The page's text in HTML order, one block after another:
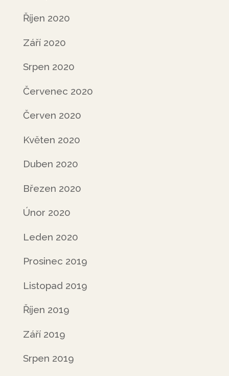
Říjen 2020
Září 2020
Srpen 2020
Červenec 2020
Červen 2020
Květen 2020
Duben 2020
Březen 2020
Únor 2020
Leden 2020
Prosinec 2019
Listopad 2019
Říjen 2019
Září 2019
Srpen 2019